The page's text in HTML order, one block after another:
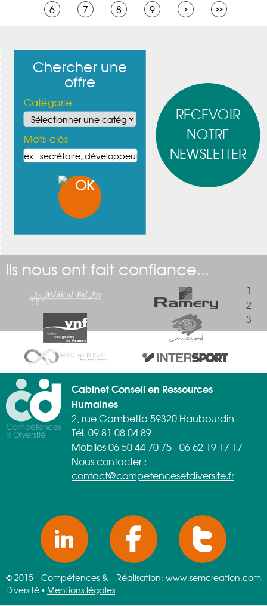
6 7 8 9
RECEVOIR
NOTRE
NEWSLETTER
Chercher une
offre
Catégorie
Mots-clés
Ils nous ont fait confiance...
1
2
3
Cabinet Conseil en Ressources
Humaines
2, rue Gambetta 59320 Haubourdin
Tél. 09 81 08 04 89
Mobiles 06 50 44 70 75 - 06 62 19 17 17
Nous contacter :
contact@competencesetdiversite.fr
Réalisation: www.semcreation.com
© 2015 - Compétences &
Diversité • Mentions légales